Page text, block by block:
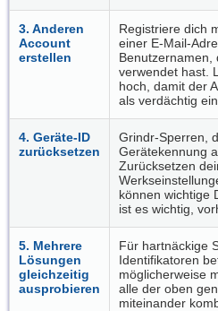
3. Anderen
Account
erstellen
Registriere dich
einer E-Mail-
Benutzernamen,
verwendet hast.
hoch, damit der
als verdächtig
4. Geräte-ID
zurücksetzen
Grindr-Sperren,
Gerätekennung
Zurücksetzen
können wichtige
ist es wichtig,
5. Mehrere
Lösungen
gleichzeitig
ausprobieren
Für hartnäckige
Identifikatoren
möglicherweise
alle der oben
miteinander